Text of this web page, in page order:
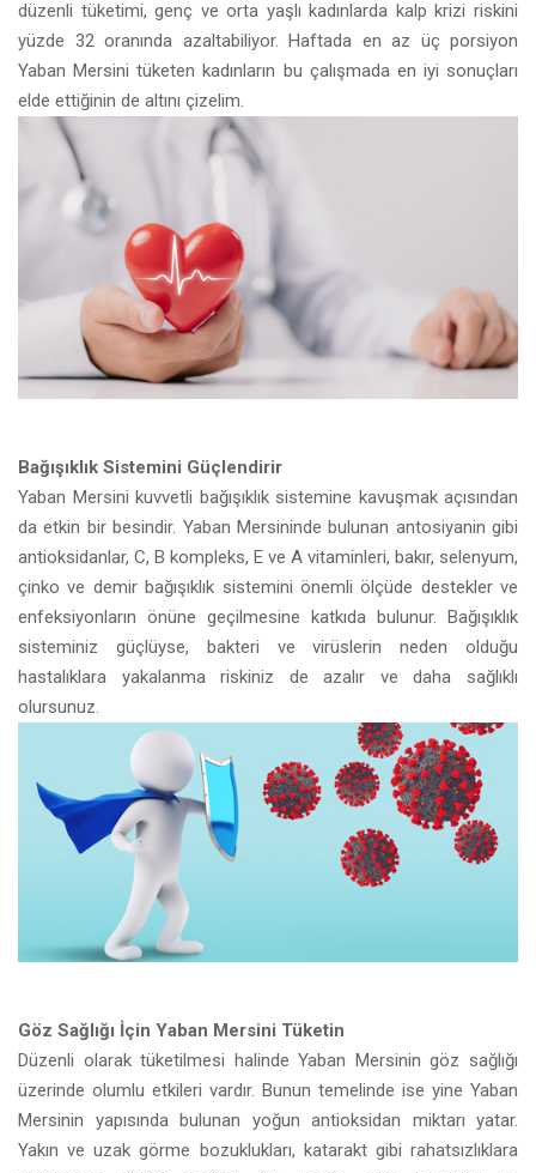
yüzde 32 oranında azaltabiliyor. Haftada en az üç porsiyon
Yaban Mersini tüketen kadınların bu çalışmada en iyi sonuçları
elde ettiğinin de altını çizelim.
Bağışıklık Sistemini Güçlendirir
Yaban Mersini kuvvetli bağışıklık sistemine kavuşmak açısından
da etkin bir besindir. Yaban Mersininde bulunan antosiyanin gibi
antioksidanlar, C, B kompleks, E ve A vitaminleri, bakır, selenyum,
çinko ve demir bağışıklık sistemini önemli ölçüde destekler ve
enfeksiyonların önüne geçilmesine katkıda bulunur. Bağışıklık
sisteminiz güçlüyse, bakteri ve virüslerin neden olduğu
hastalıklara yakalanma riskiniz de azalır ve daha sağlıklı
olursunuz.
Göz Sağlığı İçin Yaban Mersini Tüketin
Düzenli olarak tüketilmesi halinde Yaban Mersinin göz sağlığı
üzerinde olumlu etkileri vardır. Bunun temelinde ise yine Yaban
Mersinin yapısında bulunan yoğun antioksidan miktarı yatar.
Yakın ve uzak görme bozuklukları, katarakt gibi rahatsızlıklara